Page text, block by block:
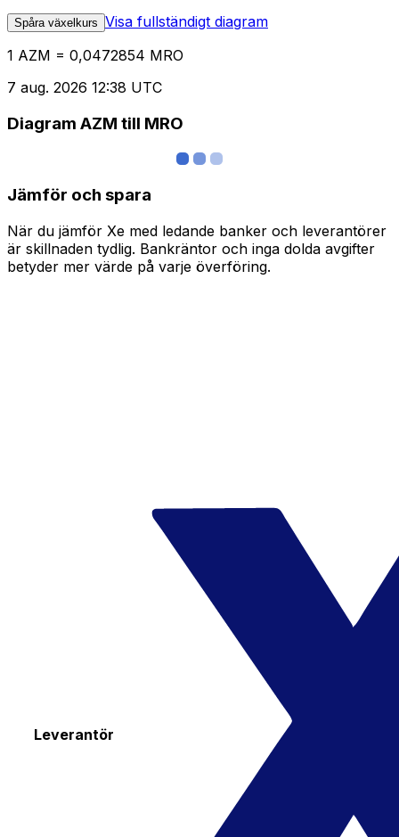
Spåra växelkurs Visa fullständigt diagram
1 AZM = 0,0472854 MRO
7 aug. 2026 12:38 UTC
Diagram AZM till MRO
Jämför och spara
När du jämför Xe med ledande banker och leverantörer
är skillnaden tydlig. Bankräntor och inga dolda avgifter
betyder mer värde på varje överföring.
Leverantör